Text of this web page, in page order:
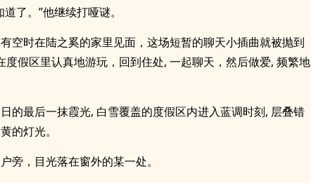
了。”他继续打哑谜。
空时在陆之奚的家里见面，这场短暂的聊天小插曲就被抛到
假区里认真地游玩，回到住处, 一起聊天，然后做爱, 频繁地
的最后一抹霞光, 白雪覆盖的度假区内进入蓝调时刻, 层叠错
的灯光。
旁，目光落在窗外的某一处。